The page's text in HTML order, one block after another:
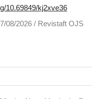
10.69849/kj2xve36
08/2026 / Revistaft OJS